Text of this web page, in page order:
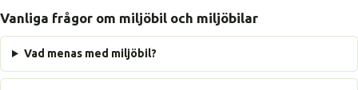
Vanliga frågor om miljöbil och miljöbilar
Vad menas med miljöbil?